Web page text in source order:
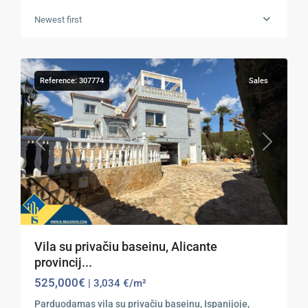
Newest first
Previous Next
Reference: 307774 Sales
Vila su privačiu baseinu, Alicante
provincij...
525,000€ | 3,034 €/m²
Parduodamas vila su privačiu baseinu, Ispanijoje,